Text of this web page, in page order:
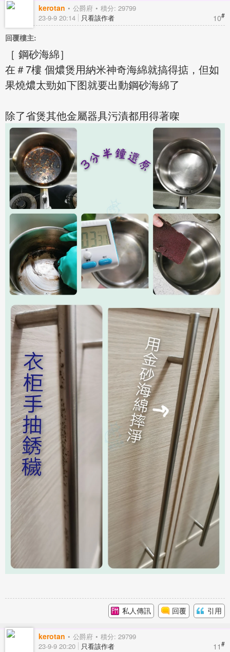
kerotan 公爵府 積分: 29799
10#
23-9-9 20:14 只看該作者
回覆樓主:
［ 鋼砂海綿］
在＃7樓 個燶煲用納米神奇海綿就搞得掂，但如
果燒燶太勁如下图就要出動鋼砂海綿了
除了省煲其他金屬器具污漬都用得著㗎
私人傳訊 回覆 引用
kerotan 公爵府 積分: 29799
11#
23-9-9 20:20 只看該作者